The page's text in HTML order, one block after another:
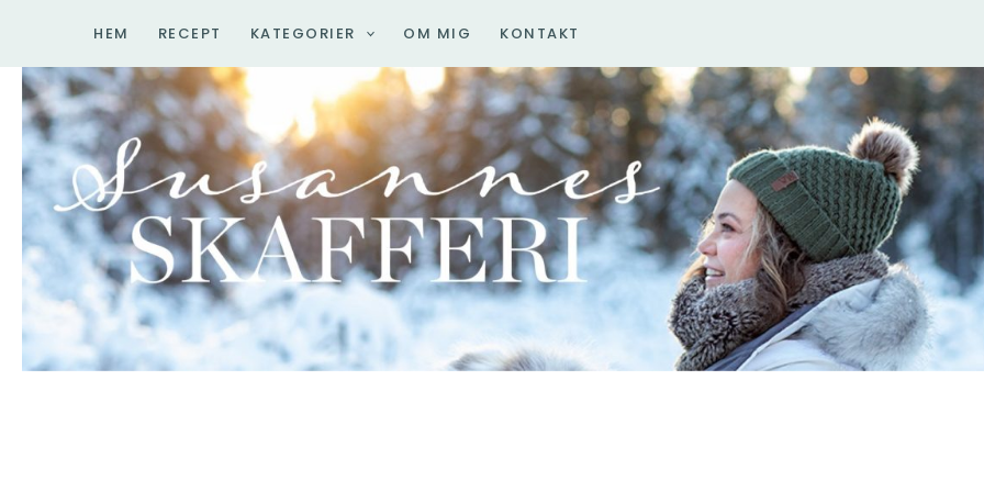
innehåll
HEM RECEPT KATEGORIER OM MIG KONTAKT